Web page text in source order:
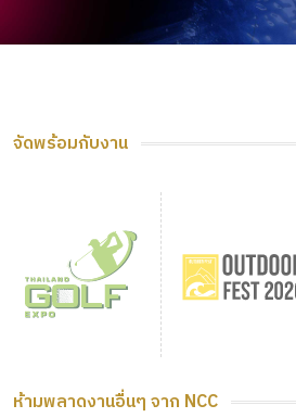
จัดพร้อมกับงาน
ห้ามพลาดงานอื่นๆ จาก NCC